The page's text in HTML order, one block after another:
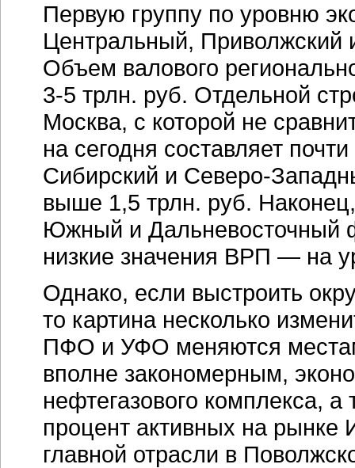
Первую группу по уровню
Центральный, Приволжский
Объем валового
3-5 трлн. руб. Отдельной
Москва, с которой не
на сегодня составляет
Сибирский и Северо-
выше 1,5 трлн. руб.
Южный и Дальневосточный
низкие значения ВРП — на
Однако, если выстроить
то картина несколько
ПФО и УФО меняются
вполне закономерным,
нефтегазового комплекса,
процент активных на
главной отрасли в